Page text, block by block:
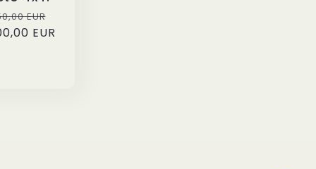
EURPrecio
de
EUR